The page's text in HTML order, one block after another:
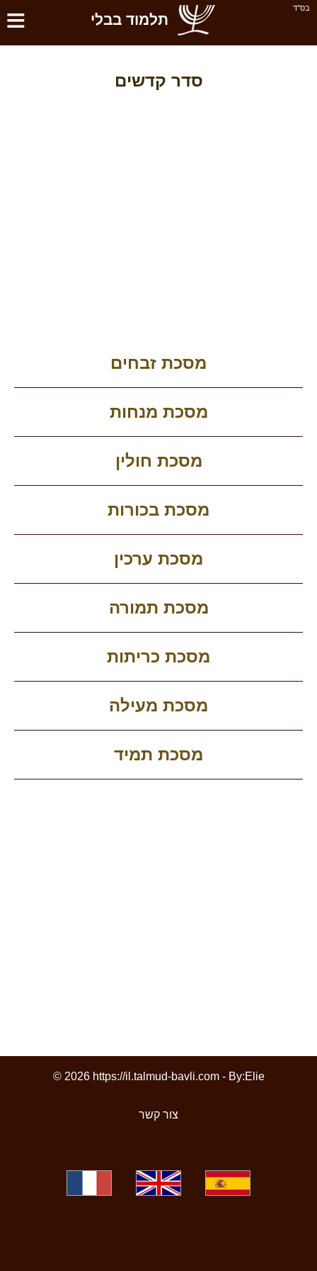
בס''ד ≡ תלמוד בבלי
סדר קדשים
מסכת זבחים
מסכת מנחות
מסכת חולין
מסכת בכורות
מסכת ערכין
מסכת תמורה
מסכת כריתות
מסכת מעילה
מסכת תמיד
© 2026 https://il.talmud-bavli.com - By:Elie
צור קשר